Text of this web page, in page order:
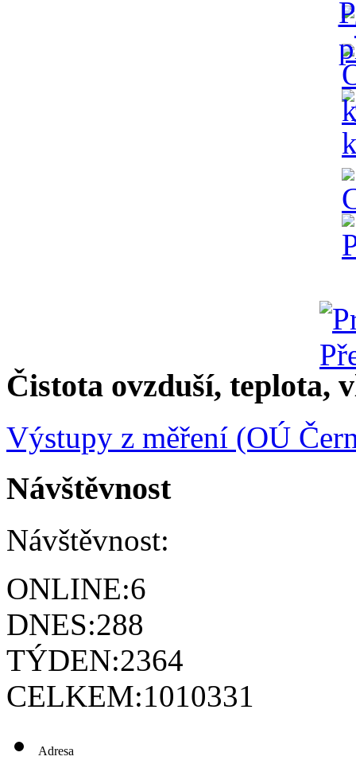
Čistota ovzduší, teplota,
Výstupy z měření (OÚ
Návštěvnost
Návštěvnost:
ONLINE:6
DNES:288
TÝDEN:2364
CELKEM:1010331
Adresa